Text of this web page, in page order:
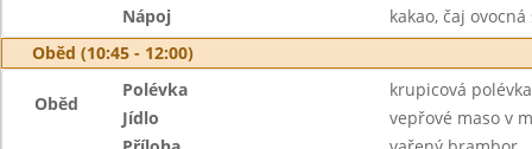
Nápoj
kakao, čaj
Oběd (10:45 - 12:00)
Oběd
Polévka
krupicová
Jídlo
vepřové maso v